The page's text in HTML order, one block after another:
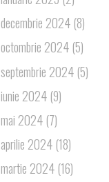
decembrie 2024 (8)
octombrie 2024 (5)
septembrie 2024 (5)
iunie 2024 (9)
mai 2024 (7)
aprilie 2024 (18)
martie 2024 (16)